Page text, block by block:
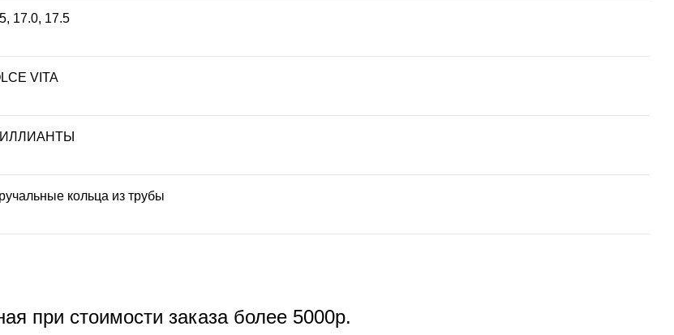
, 17.0, 17.5
VITA
кольца из трубы
при стоимости заказа более 5000р.